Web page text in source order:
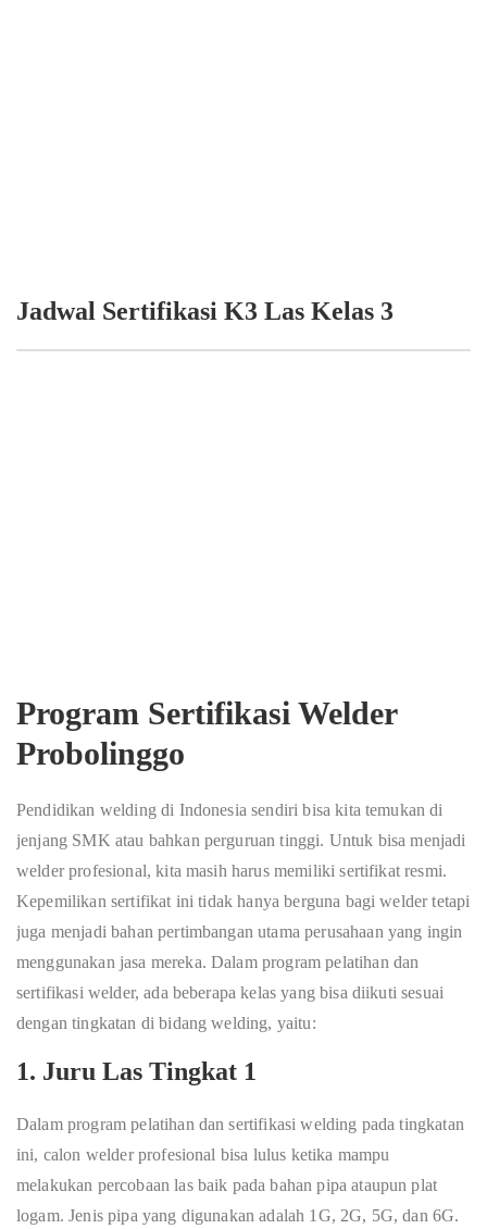
Jadwal Sertifikasi K3 Las Kelas 3
Program Sertifikasi Welder
Probolinggo
Pendidikan welding di Indonesia sendiri bisa kita temukan di
jenjang SMK atau bahkan perguruan tinggi. Untuk bisa menjadi
welder profesional, kita masih harus memiliki sertifikat resmi.
Kepemilikan sertifikat ini tidak hanya berguna bagi welder tetapi
juga menjadi bahan pertimbangan utama perusahaan yang ingin
menggunakan jasa mereka. Dalam program pelatihan dan
sertifikasi welder, ada beberapa kelas yang bisa diikuti sesuai
dengan tingkatan di bidang welding, yaitu:
1. Juru Las Tingkat 1
Dalam program pelatihan dan sertifikasi welding pada tingkatan
ini, calon welder profesional bisa lulus ketika mampu
melakukan percobaan las baik pada bahan pipa ataupun plat
logam. Jenis pipa yang digunakan adalah 1G, 2G, 5G, dan 6G.